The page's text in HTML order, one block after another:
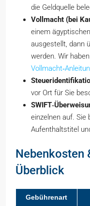
die Geldquelle
Vollmacht (bei
einem
ausgestellt, dann
werden. Wir
vor Ort für Sie
einzelnen auf. Sie
Aufenthaltstitel
Nebenkosten
Überblick
Gebührenart